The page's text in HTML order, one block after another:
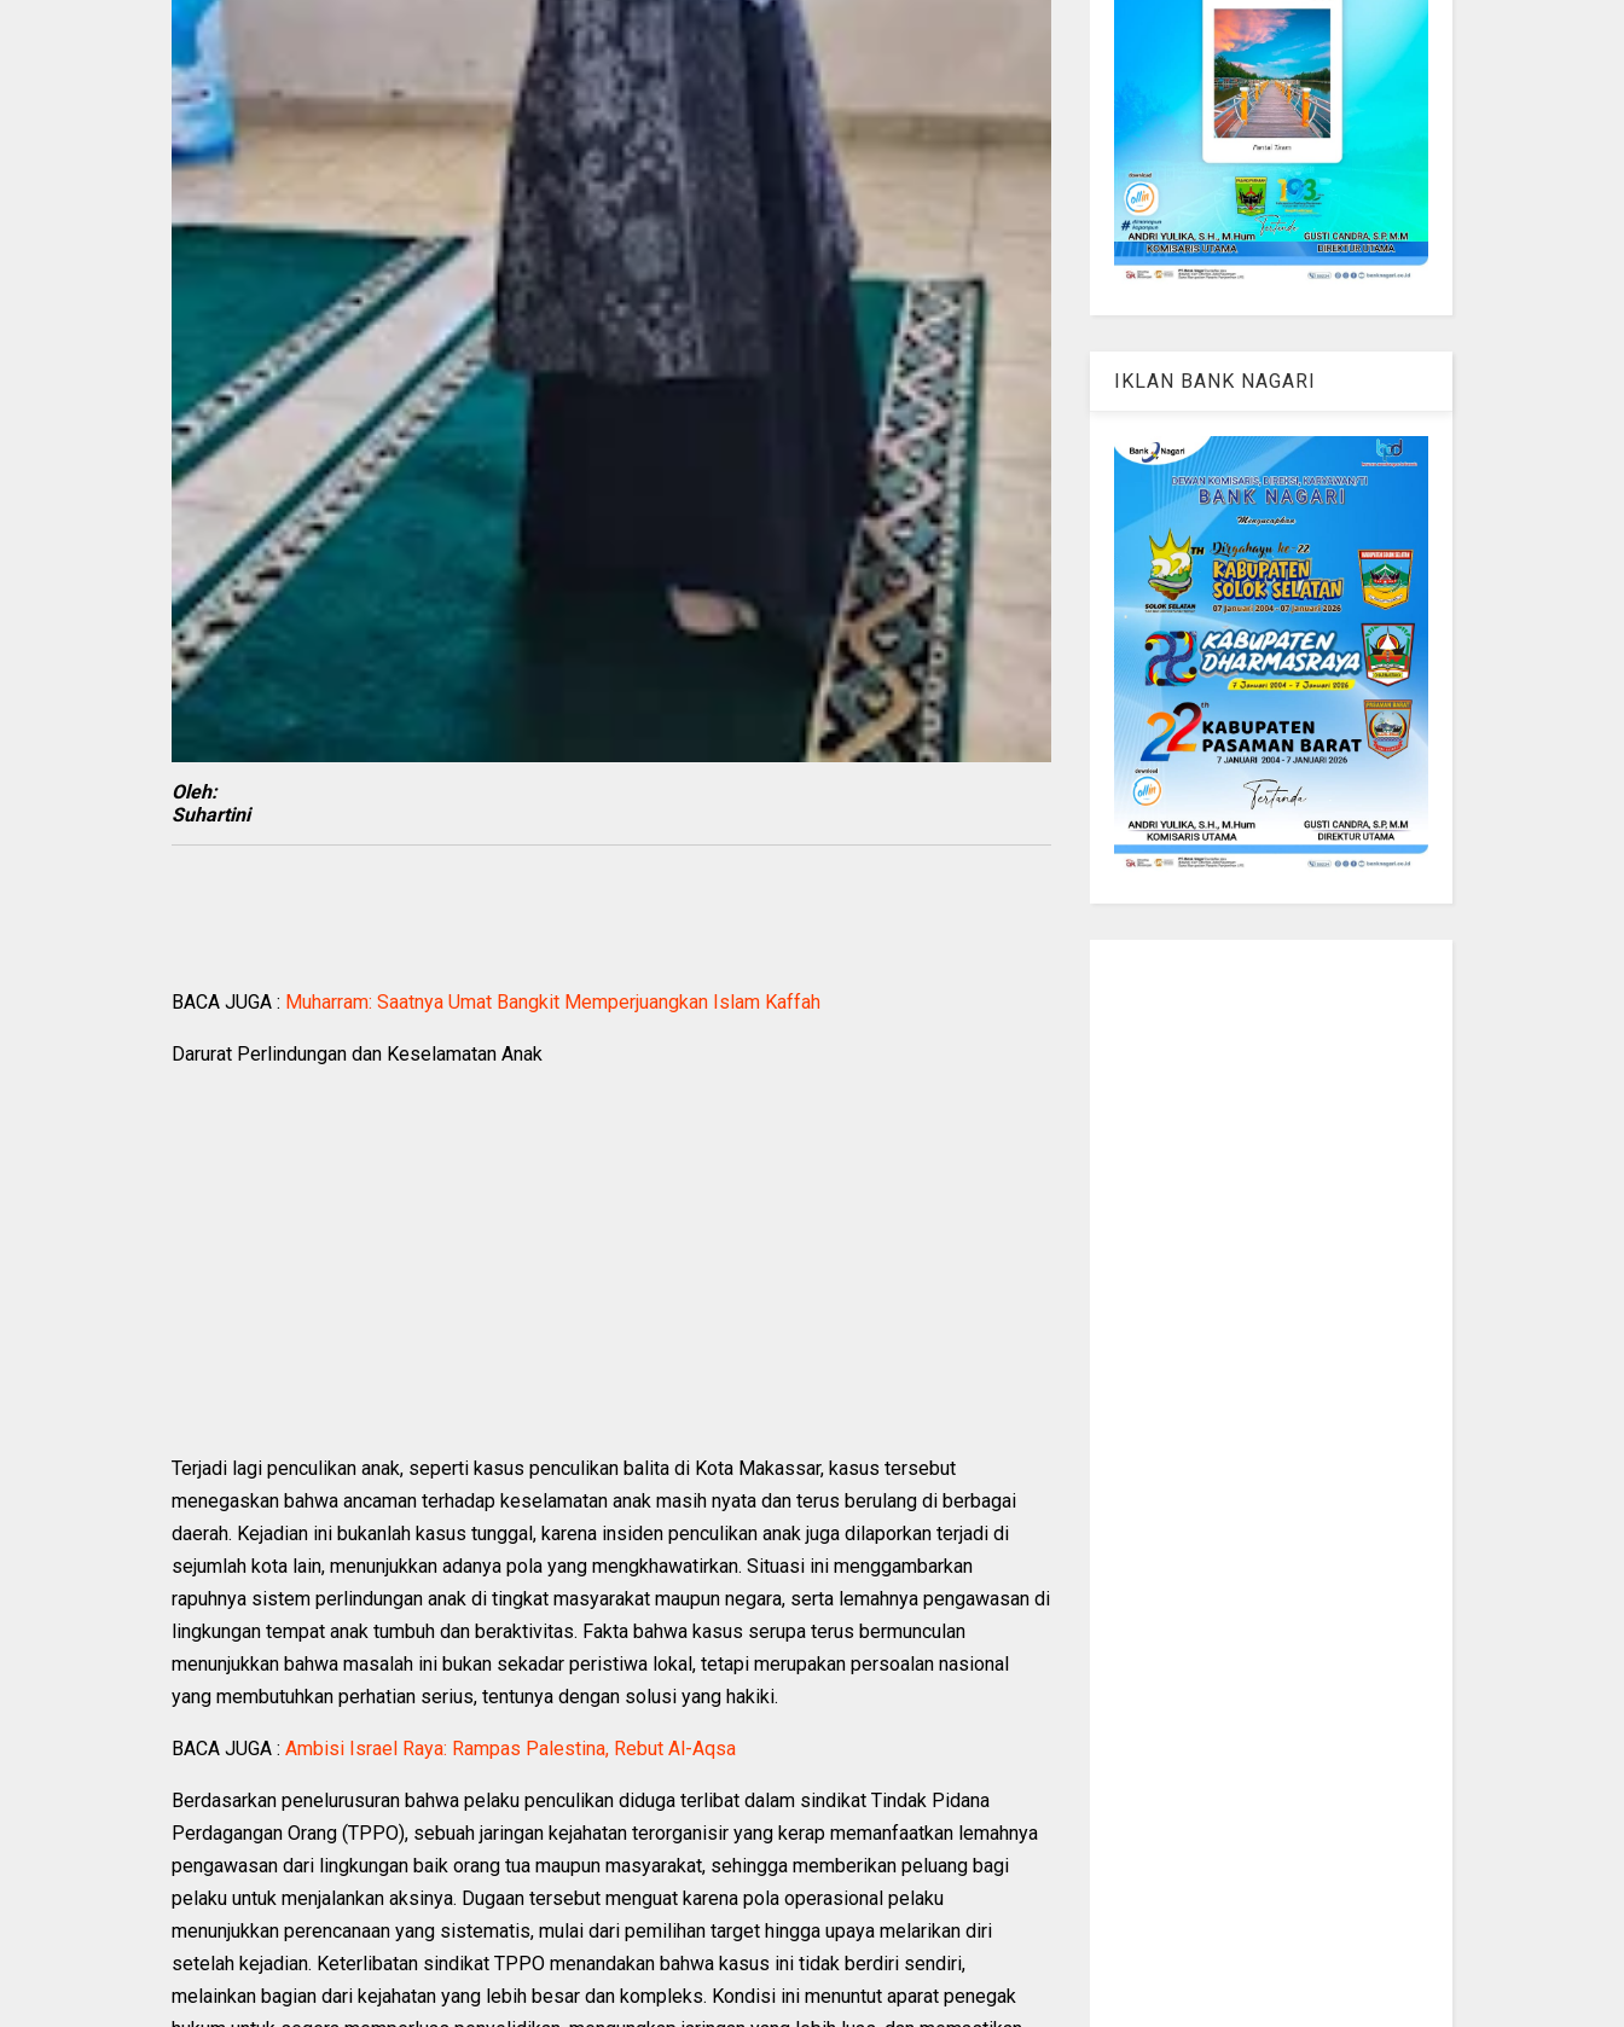
Oleh:
Suhartini
BACA JUGA : Muharram: Saatnya Umat Bangkit Memperjuangkan Islam Kaffah
Darurat Perlindungan dan Keselamatan Anak
Terjadi lagi penculikan anak, seperti kasus penculikan balita di Kota Makassar, kasus tersebut
menegaskan bahwa ancaman terhadap keselamatan anak masih nyata dan terus berulang di berbagai
daerah. Kejadian ini bukanlah kasus tunggal, karena insiden penculikan anak juga dilaporkan terjadi di
sejumlah kota lain, menunjukkan adanya pola yang mengkhawatirkan. Situasi ini menggambarkan
rapuhnya sistem perlindungan anak di tingkat masyarakat maupun negara, serta lemahnya pengawasan di
lingkungan tempat anak tumbuh dan beraktivitas. Fakta bahwa kasus serupa terus bermunculan
menunjukkan bahwa masalah ini bukan sekadar peristiwa lokal, tetapi merupakan persoalan nasional
yang membutuhkan perhatian serius, tentunya dengan solusi yang hakiki.
BACA JUGA : Ambisi Israel Raya: Rampas Palestina, Rebut Al-Aqsa
Berdasarkan penelurusuran bahwa pelaku penculikan diduga terlibat dalam sindikat Tindak Pidana
Perdagangan Orang (TPPO), sebuah jaringan kejahatan terorganisir yang kerap memanfaatkan lemahnya
pengawasan dari lingkungan baik orang tua maupun masyarakat, sehingga memberikan peluang bagi
pelaku untuk menjalankan aksinya. Dugaan tersebut menguat karena pola operasional pelaku
menunjukkan perencanaan yang sistematis, mulai dari pemilihan target hingga upaya melarikan diri
setelah kejadian. Keterlibatan sindikat TPPO menandakan bahwa kasus ini tidak berdiri sendiri,
melainkan bagian dari kejahatan yang lebih besar dan kompleks. Kondisi ini menuntut aparat penegak
IKLAN BANK NAGARI